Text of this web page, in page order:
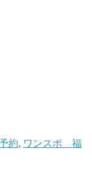
約, ワンスポ 福